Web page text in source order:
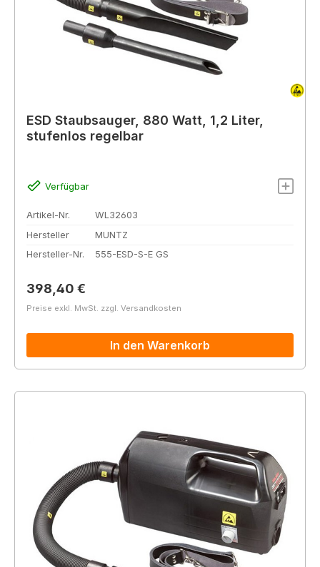
ESD Staubsauger, 880 Watt, 1,2 Liter,
stufenlos regelbar
Verfügbar
Artikel-Nr.
WL32603
Hersteller
MUNTZ
Hersteller-Nr.
555-ESD-S-E GS
Regulärer Preis:
398,40 €
Preise exkl. MwSt. zzgl. Versandkosten
In den Warenkorb